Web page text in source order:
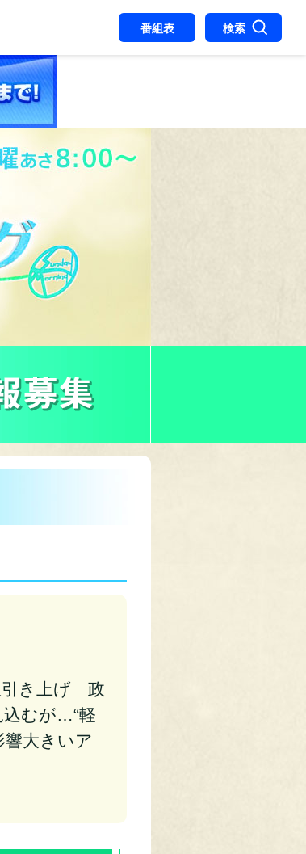
番組表 検索
引き上げ 政
むが…“軽
大きいア